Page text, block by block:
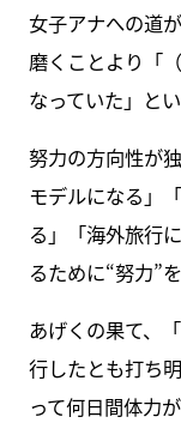
女子アナへの道
磨くことより「
なっていた」とい
努力の方向性が
モデルになる」
る」「海外旅行
るために“努力”
あげくの果て、
行したとも打ち
って何日間体力